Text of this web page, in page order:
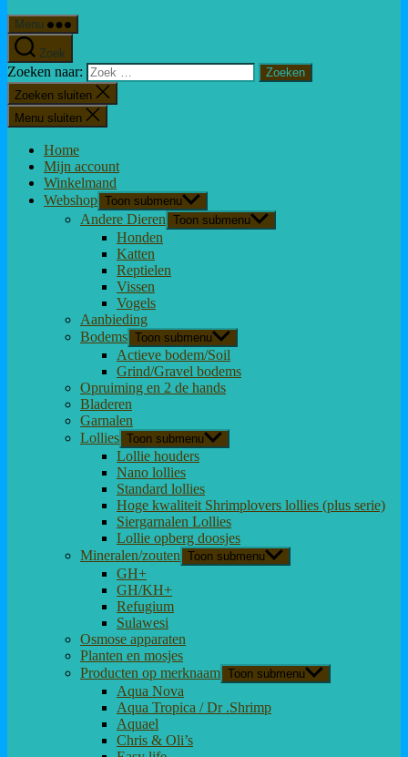
Menu
Zoek
Zoeken naar:
Zoeken sluiten
Menu sluiten
Home
Mijn account
Winkelmand
Webshop Toon submenu
Andere Dieren Toon submenu
Honden
Katten
Reptielen
Vissen
Vogels
Aanbieding
Bodems Toon submenu
Actieve bodem/Soil
Grind/Gravel bodems
Opruiming en 2 de hands
Bladeren
Garnalen
Lollies Toon submenu
Lollie houders
Nano lollies
Standard lollies
Hoge kwaliteit Shrimplovers lollies (plus serie)
Siergarnalen Lollies
Lollie opberg doosjes
Mineralen/zouten Toon submenu
GH+
GH/KH+
Refugium
Sulawesi
Osmose apparaten
Planten en mosjes
Producten op merknaam Toon submenu
Aqua Nova
Aqua Tropica / Dr .Shrimp
Aquael
Chris & Oli’s